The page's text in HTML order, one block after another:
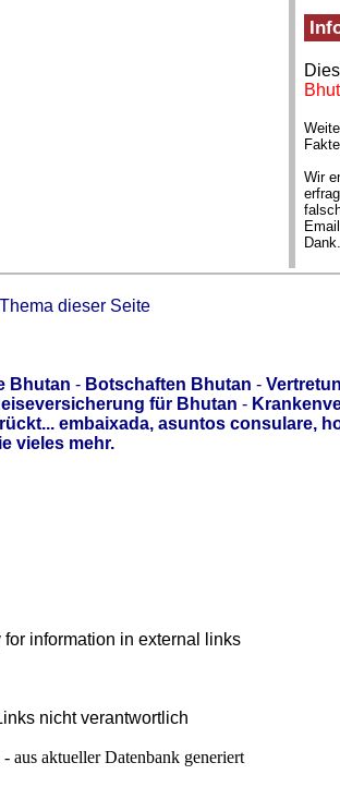
Wir
Dank.
dieser Seite
Bhutan - Botschaften Bhutan -
für Bhutan -
embaixada, asuntos consulare,
vieles mehr.
information in external links
nicht verantwortlich
aus aktueller Datenbank generiert